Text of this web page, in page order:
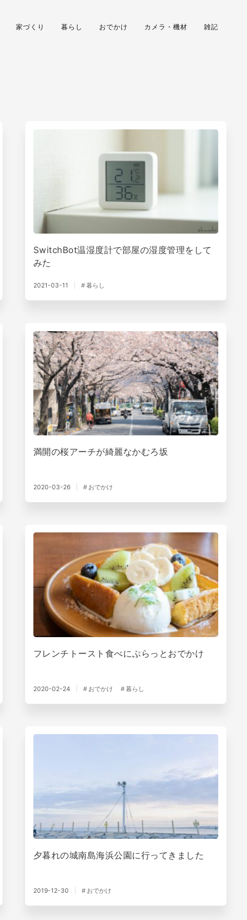
家づくり 暮らし おでかけ カメラ・機材 雑記
SwitchBot温湿度計で部屋の湿度管理をして
みた
2021-03-11 暮らし
満開の桜アーチが綺麗なかむろ坂
2020-03-26 おでかけ
フレンチトースト食べにぷらっとおでかけ
2020-02-24 おでかけ 暮らし
夕暮れの城南島海浜公園に行ってきました
2019-12-30 おでかけ